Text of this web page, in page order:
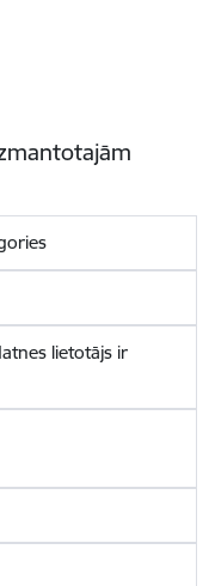
lietotājs ir